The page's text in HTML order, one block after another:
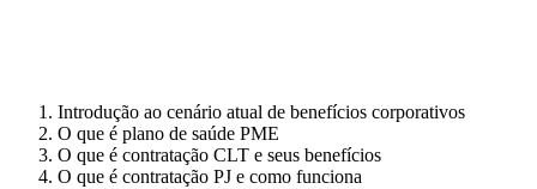
Introdução ao cenário atual de benefícios corporativos
O que é plano de saúde PME
O que é contratação CLT e seus benefícios
O que é contratação PJ e como funciona